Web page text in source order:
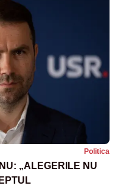
Politica
„ALEGERILE NU